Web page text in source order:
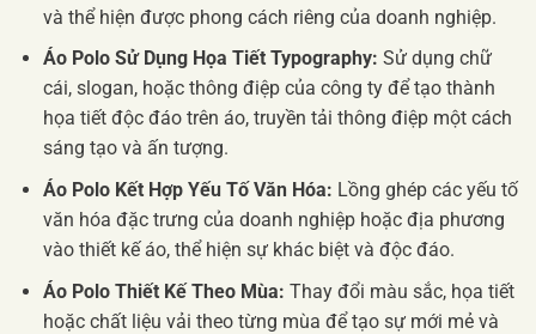
và thể hiện được phong cách riêng của doanh nghiệp.
Áo Polo Sử Dụng Họa Tiết Typography: Sử dụng chữ
cái, slogan, hoặc thông điệp của công ty để tạo thành
họa tiết độc đáo trên áo, truyền tải thông điệp một cách
sáng tạo và ấn tượng.
Áo Polo Kết Hợp Yếu Tố Văn Hóa: Lồng ghép các yếu tố
văn hóa đặc trưng của doanh nghiệp hoặc địa phương
vào thiết kế áo, thể hiện sự khác biệt và độc đáo.
Áo Polo Thiết Kế Theo Mùa: Thay đổi màu sắc, họa tiết
hoặc chất liệu vải theo từng mùa để tạo sự mới mẻ và